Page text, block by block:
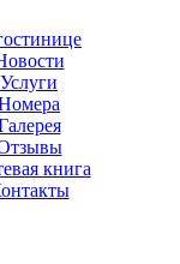
Услуги
книга